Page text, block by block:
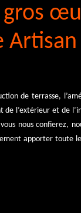
gros
de terrasse,
de l’extérieur et de
nous confierez,
apporter toute